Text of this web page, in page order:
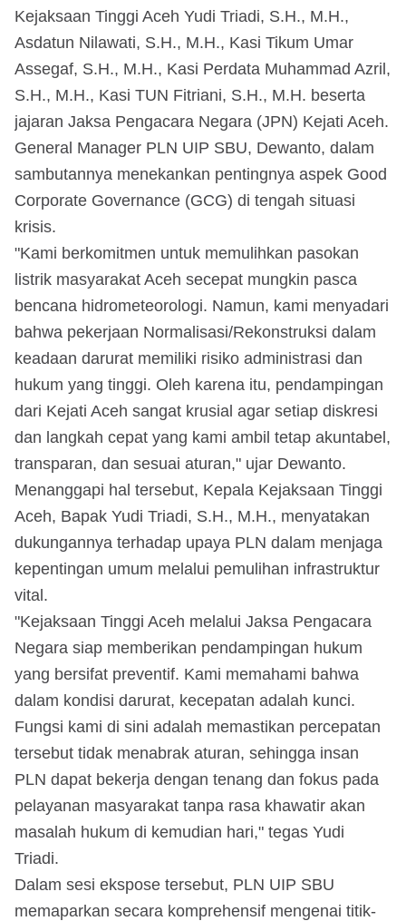
Kejaksaan Tinggi Aceh Yudi Triadi, S.H., M.H.,
Asdatun Nilawati, S.H., M.H., Kasi Tikum Umar
Assegaf, S.H., M.H., Kasi Perdata Muhammad Azril,
S.H., M.H., Kasi TUN Fitriani, S.H., M.H. beserta
jajaran Jaksa Pengacara Negara (JPN) Kejati Aceh.
General Manager PLN UIP SBU, Dewanto, dalam
sambutannya menekankan pentingnya aspek Good
Corporate Governance (GCG) di tengah situasi
krisis.
"Kami berkomitmen untuk memulihkan pasokan
listrik masyarakat Aceh secepat mungkin pasca
bencana hidrometeorologi. Namun, kami menyadari
bahwa pekerjaan Normalisasi/Rekonstruksi dalam
keadaan darurat memiliki risiko administrasi dan
hukum yang tinggi. Oleh karena itu, pendampingan
dari Kejati Aceh sangat krusial agar setiap diskresi
dan langkah cepat yang kami ambil tetap akuntabel,
transparan, dan sesuai aturan," ujar Dewanto.
Menanggapi hal tersebut, Kepala Kejaksaan Tinggi
Aceh, Bapak Yudi Triadi, S.H., M.H., menyatakan
dukungannya terhadap upaya PLN dalam menjaga
kepentingan umum melalui pemulihan infrastruktur
vital.
"Kejaksaan Tinggi Aceh melalui Jaksa Pengacara
Negara siap memberikan pendampingan hukum
yang bersifat preventif. Kami memahami bahwa
dalam kondisi darurat, kecepatan adalah kunci.
Fungsi kami di sini adalah memastikan percepatan
tersebut tidak menabrak aturan, sehingga insan
PLN dapat bekerja dengan tenang dan fokus pada
pelayanan masyarakat tanpa rasa khawatir akan
masalah hukum di kemudian hari," tegas Yudi
Triadi.
Dalam sesi ekspose tersebut, PLN UIP SBU
memaparkan secara komprehensif mengenai titik-